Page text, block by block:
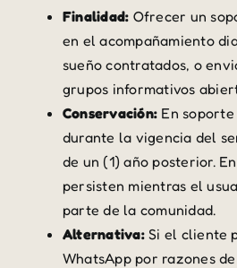
Finalidad: Ofrecer un
en el acompañamiento
sueño contratados, o
grupos informativos
Conservación: En
durante la vigencia del
de un (1) año posterior.
persisten mientras el
parte de la comunidad.
Alternativa:Si el cliente
WhatsApp por razones